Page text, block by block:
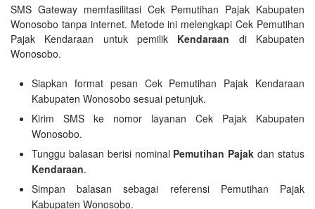
SMS Gateway memfasilitasi Cek Pemutihan Pajak Kabupaten
Wonosobo tanpa internet. Metode ini melengkapi Cek Pemutihan
Pajak Kendaraan untuk pemilik Kendaraan di Kabupaten
Wonosobo.
Siapkan format pesan Cek Pemutihan Pajak Kendaraan
Kabupaten Wonosobo sesuai petunjuk.
Kirim SMS ke nomor layanan Cek Pajak Kabupaten
Wonosobo.
Tunggu balasan berisi nominal Pemutihan Pajak dan status
Kendaraan.
Simpan balasan sebagai referensi Pemutihan Pajak
Kabupaten Wonosobo.